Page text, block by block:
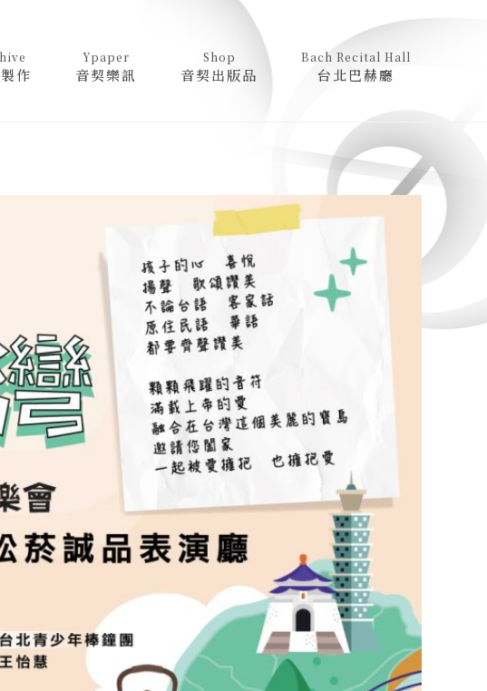
作
Ypaper
音契樂訊
Shop
音契出版品
Bach Recital Hall
台北巴赫廳